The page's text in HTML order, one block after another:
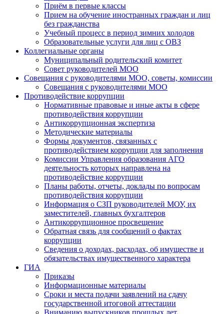
Приём в первые классы
Прием на обучение иностранных граждан и лиц
без гражданства
Учебный процесс в период зимних холодов
Образовательные услуги для лиц с ОВЗ
Коллегиальные органы
Муниципальный родительский комитет
Совет руководителей МОО
Совещания с руководителями МОО, советы, комиссии
Совещания с руководителями МОО
Противодействие коррупции
Нормативные правовые и иные акты в сфере
противодействия коррупции
Антикоррупционная экспертиза
Методические материалы
Формы документов, связанных с
противодействием коррупции для заполнения
Комиссии Управления образования АГО
деятельность которых направлена на
противодействие коррупции
Планы работы, отчеты, доклады по вопросам
противодействия коррупции
Информация о СЗП руководителей МОУ, их
заместителей, главных бухгалтеров
Антикоррупционное просвещение
Обратная связь для сообщений о фактах
коррупции
Сведения о доходах, расходах, об имуществе и
обязательствах имущественного характера
ГИА
Приказы
Информационные материалы
Сроки и места подачи заявлений на сдачу
государственной итоговой аттестации